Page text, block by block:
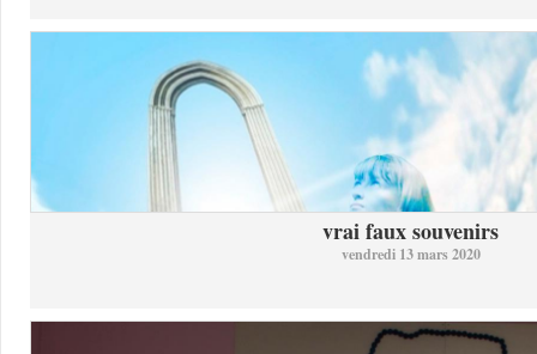
vrai faux souvenirs
vendredi 13 mars 2020